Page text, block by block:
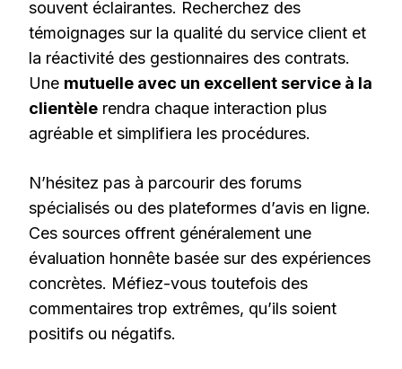
souvent éclairantes. Recherchez des
témoignages sur la qualité du service client et
la réactivité des gestionnaires des contrats.
Une mutuelle avec un excellent service à la
clientèle rendra chaque interaction plus
agréable et simplifiera les procédures.
N’hésitez pas à parcourir des forums
spécialisés ou des plateformes d’avis en ligne.
Ces sources offrent généralement une
évaluation honnête basée sur des expériences
concrètes. Méfiez-vous toutefois des
commentaires trop extrêmes, qu’ils soient
positifs ou négatifs.